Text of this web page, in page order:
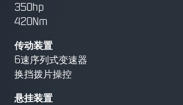
350hp
420Nm
传动装置
6速序列式变速器
换挡拨片操控
悬挂装置